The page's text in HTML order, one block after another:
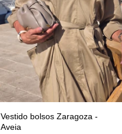
Vestido bolsos Zaragoza -
Aveia